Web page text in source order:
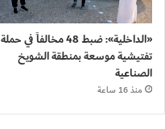
«الداخلية»: ضبط 48 مخالفاً في حملة
تفتيشية موسعة بمنطقة الشويخ
الصناعية
منذ 16 ساعة